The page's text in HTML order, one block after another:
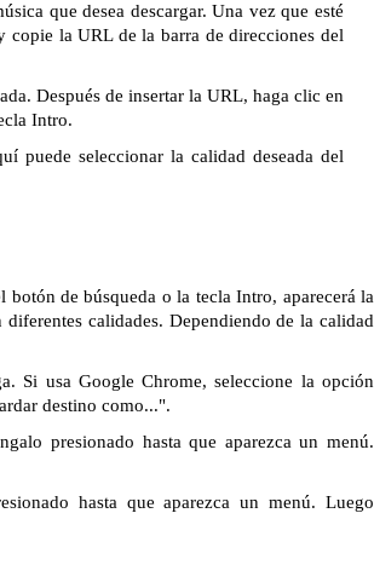
que desea descargar. Una vez que esté
la URL de la barra de direcciones del
Después de insertar la URL, haga clic en
Intro.
puede seleccionar la calidad deseada del
de búsqueda o la tecla Intro, aparecerá la
calidades. Dependiendo de la calidad
Si usa Google Chrome, seleccione la opción
destino como...".
presionado hasta que aparezca un menú.
hasta que aparezca un menú. Luego